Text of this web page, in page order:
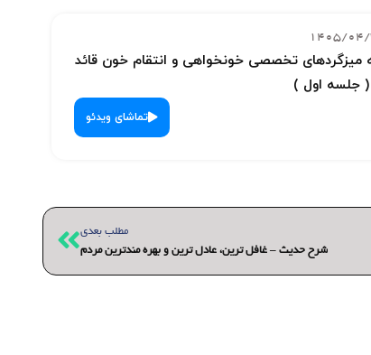
1405/04/
میزگردهای تخصصی خونخواهی و انتقام خون قائد
جلسه اول )
تماشای ویدئو
مطلب بعدی
شرح حدیث – غافل ترین، عادل ترین و بهره مندترین مردم
بعدی